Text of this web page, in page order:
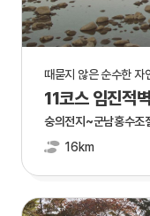
때묻지 않은 순수한 자
11코스 임진적
숭의전지~군남홍수조
16km